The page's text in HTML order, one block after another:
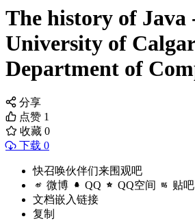
The history of Java
University of
Department of
分享
点赞 1
收藏 0
下载 0
快召唤伙伴们来围观吧
微博 QQ QQ空间 贴吧
文档嵌入链接
复制